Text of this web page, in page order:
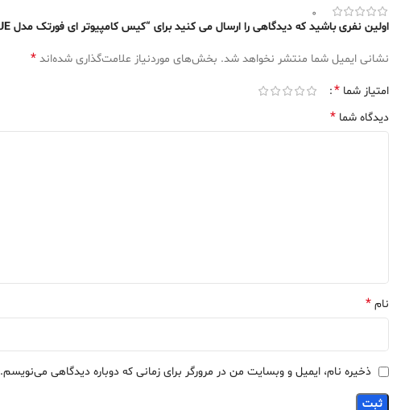
0
اولین نفری باشید که دیدگاهی را ارسال می کنید برای “کیس کامپیوتر ای فورتک مدل Bloody GH-30 ROGUE”
نشانی ایمیل شما منتشر نخواهد شد. بخش‌های موردنیاز علامت‌گذاری شده‌اند *
امتیاز شما *
دیدگاه شما *
نام *
ذخیره نام، ایمیل و وبسایت من در مرورگر برای زمانی که دوباره دیدگاهی می‌نویسم.